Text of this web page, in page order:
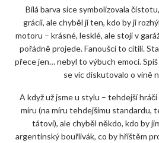
Bílá barva sice symbolizovala
grácii, ale chyběl jí ten, kdo by ji
motoru – krásné, lesklé, ale stojí v
pořádně projede. Fanoušci to cítili.
přece jen… nebyl to výbuch emocí.
se víc diskutovalo o víně
A když už jsme u stylu – tehdejší
míru (na míru tehdejšímu standardu,
tátovi), ale chyběl někdo, kdo by
argentinský bouřlivák, co by hřištěm